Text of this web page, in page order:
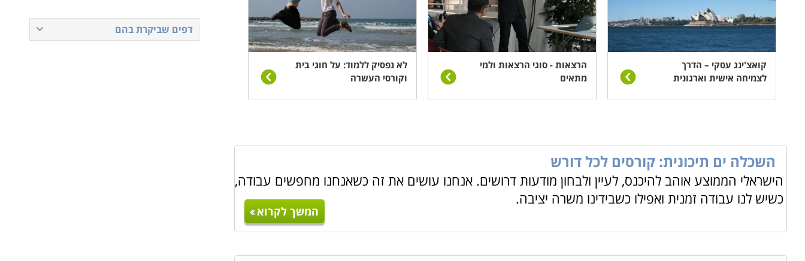
בערים ירושלים, חיפה, תל אביב, פתח תקווה, קריית שמונה ובאר שבע וכן בישובים קטנים המציעים פעילויות תרבות.
קואצ'ינג עסקי – הדרך
לצמיחה אישית וארגונית
הרצאות - סוגי הרצאות ולמי
מתאים
לא נפסיק ללמוד: על חוגי בית
וקורסי העשרה
השכלה ים תיכונית: קורסים לכל דורש
הישראלי הממוצע אוהב להיכנס, לעיין ולבחון מודעות דרושים. אנחנו עושים את זה כשאנחנו מחפשים עבודה,
כשיש לנו עבודה זמנית ואפילו כשבידינו משרה יציבה.
המשך לקרוא
דפים שביקרת בהם